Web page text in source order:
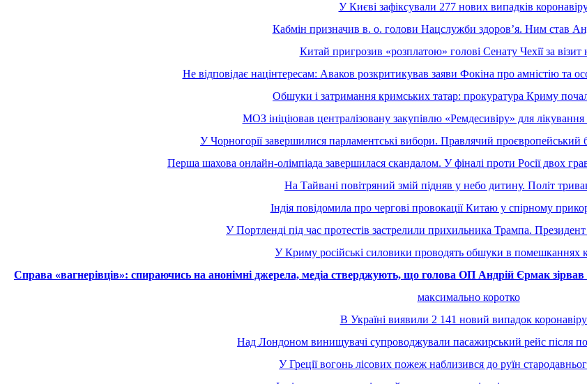
У Києві зафіксували 277 нових випадків
Кабмін призначив в. о. голови Нацслужби здоровʼя. Ним став
Китай пригрозив «розплатою» голові Сенату Чехії за візит
Не відповідає націнтересам: Аваков розкритикував заяви Фокіна про амністію та
Обшуки і затримання кримських татар: прокуратура Криму
МОЗ ініціював централізовану закупівлю «Ремдесивіру» для
У Чорногорії завершилися парламентські вибори. Правлячий проєвропейський
Перша шахова онлайн-олімпіада завершилася скандалом. У фіналі проти Росії двох
На Тайвані повітряний змій підняв у небо дитину. Політ
Індія повідомила про чергові провокації Китаю у спірному
У Портленді під час протестів застрелили прихильника Трампа.
У Криму російські силовики проводять обшуки в помешканнях
Справа «вагнерівців»: спираючись на анонімні джерела, медіа стверджують, що голова ОП Андрій Єрмак
максимально коротко
В Україні виявили 2 141 новий випадок
Над Лондоном винищувачі супроводжували пасажирський рейс після
У Греції вогонь лісових пожеж наблизився до руїн